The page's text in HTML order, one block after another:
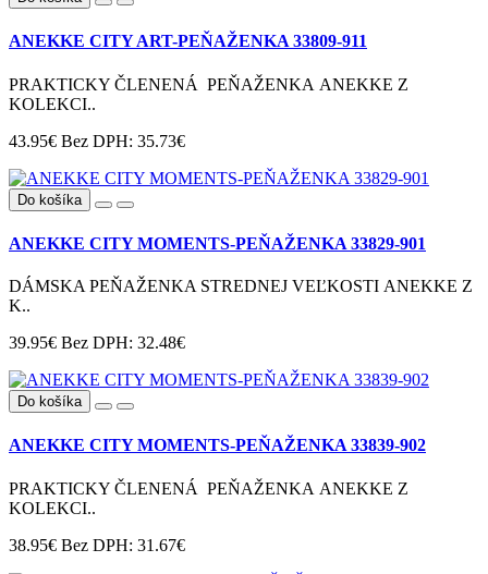
ANEKKE CITY ART-PEŇAŽENKA 33809-911
PRAKTICKY ČLENENÁ PEŇAŽENKA ANEKKE Z
KOLEKCI..
43.95€ Bez DPH: 35.73€
Do košíka
ANEKKE CITY MOMENTS-PEŇAŽENKA 33829-901
DÁMSKA PEŇAŽENKA STREDNEJ VEĽKOSTI ANEKKE Z
K..
39.95€ Bez DPH: 32.48€
Do košíka
ANEKKE CITY MOMENTS-PEŇAŽENKA 33839-902
PRAKTICKY ČLENENÁ PEŇAŽENKA ANEKKE Z
KOLEKCI..
38.95€ Bez DPH: 31.67€